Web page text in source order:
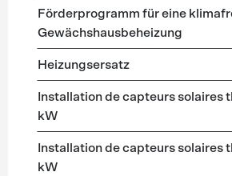
Förderprogramm für eine
Gewächshausbeheizung
Heizungsersatz
Installation de capteurs solaires
kW
Installation de capteurs solaires
kW